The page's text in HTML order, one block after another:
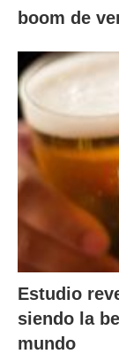
boom de
Estudio
siendo la
mundo